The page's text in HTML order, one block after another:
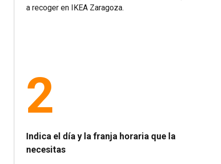
a recoger en IKEA Zaragoza.
2
Indica el día y la franja horaria que la
necesitas